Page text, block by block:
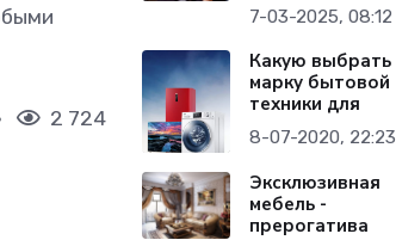
2 724
7-03-2025, 08:12
Какую выбрать
марку бытовой
техники для
8-07-2020, 22:23
Эксклюзивная
мебель -
прерогатива